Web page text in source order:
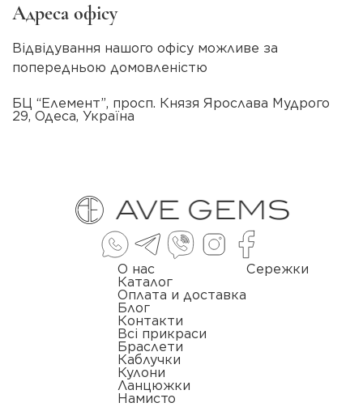
Адреса офісу
Відвідування нашого офісу можливе за
попередньою домовленістю
БЦ “Елемент”, просп. Князя Ярослава Мудрого
29, Одеса, Україна
О нас
Каталог
Оплата и доставка
Блог
Контакти
Всі прикраси
Браслети
Каблучки
Кулони
Ланцюжки
Намисто
Сережки